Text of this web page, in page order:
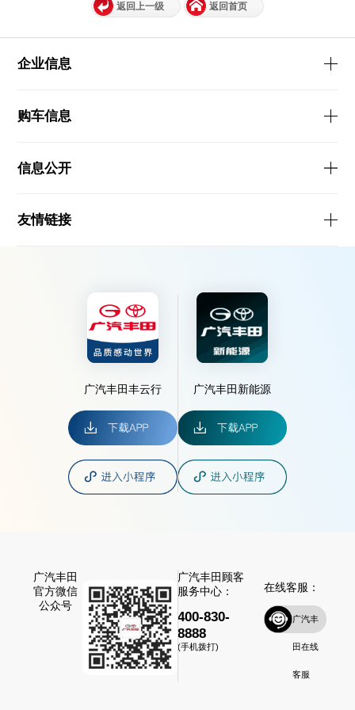
返回上一级 返回首页
企业信息
购车信息
信息公开
友情链接
广汽丰田丰云行 广汽丰田新能源
广汽丰田
官方微信
公众号
广汽丰田顾客
服务中心：
400-830-
8888
(手机拨打)
在线客服：
广汽丰
田在线
客服